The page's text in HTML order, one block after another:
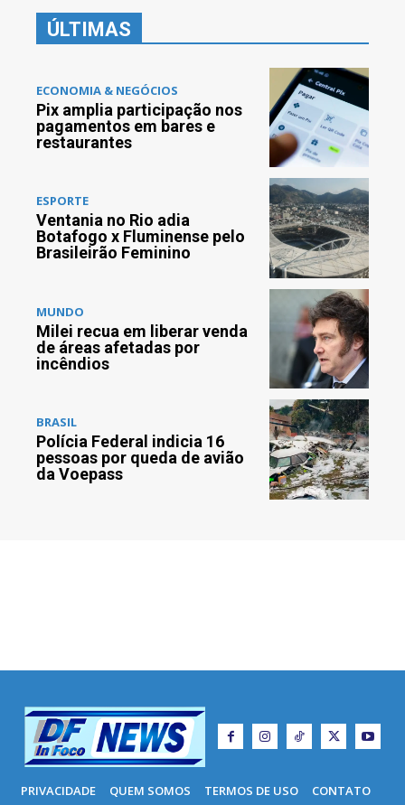
ÚLTIMAS
ECONOMIA & NEGÓCIOS
Pix amplia participação nos
pagamentos em bares e
restaurantes
ESPORTE
Ventania no Rio adia
Botafogo x Fluminense pelo
Brasileirão Feminino
MUNDO
Milei recua em liberar venda
de áreas afetadas por
incêndios
BRASIL
Polícia Federal indicia 16
pessoas por queda de avião
da Voepass
PRIVACIDADE QUEM SOMOS TERMOS DE USO
CONTATO